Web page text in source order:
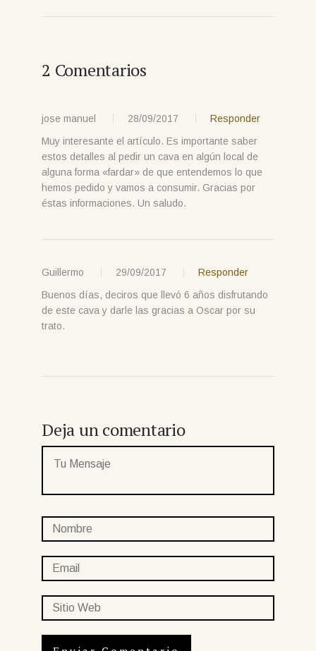
2 Comentarios
jose manuel 28/09/2017
Responder
Muy interesante el artículo. Es importante saber
estos detalles al pedir un cava en algún local de
alguna forma «fardar» de que entendemos lo que
hemos pedido y vamos a consumir. Gracias por
éstas informaciones. Un saludo.
Guillermo 29/09/2017
Responder
Buenos días, deciros que llevó 6 años disfrutando
de este cava y darle las gracias a Oscar por su
trato.
Deja un comentario